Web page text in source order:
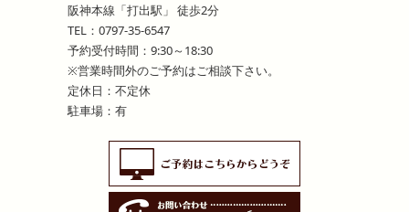
阪神本線「打出駅」 徒歩2分
TEL：0797-35-6547
予約受付時間：9:30～18:30
※営業時間外のご予約はご相談下さい。
定休日：不定休
駐車場：有